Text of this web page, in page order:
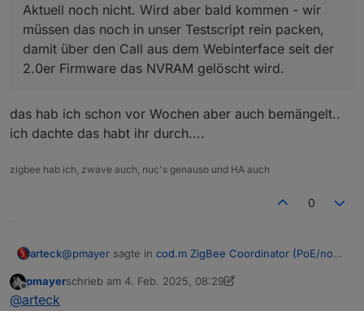
damit über den Call aus dem Webinterface seit der
2.0er Firmware das NVRAM gelöscht wird.
Die IEEE unseres Coordinators kann mit dem ZigStar-
GW-Multitool geändert werden. Die Kunden die ich im
Support hatte haben sich aber, nachdem sie das
NVRAM gelöscht haben, nie wieder gemeldet -
weswegen ich davon ausgehe, dass es funktioniert
Die meisten Kunden nutzen die default PanID wo es
dann sowieso nicht zu Problemen kommt.
Egal wie, wir müssen das NVRAM leeren nachdem wir
getestet haben.
Gruß,
Patrik
Aktuell noch nicht. Wird aber bald kommen - wir
müssen das noch in unser Testscript rein packen,
damit über den Call aus dem Webinterface seit der
2.0er Firmware das NVRAM gelöscht wird.
das hab ich schon vor Wochen aber auch bemängelt..
ich dachte das habt ihr durch....
zigbee hab ich, zwave auch, nuc's genauso und HA auch
0
arteck@pmayer sagte in cod.m ZigBee Coordinator (PoE/non-
Offline
pmayerschrieb am 4. Feb. 2025, 08:29
zuletzt editiert von pmayer2. Apr. 2025, 09:29
@arteck